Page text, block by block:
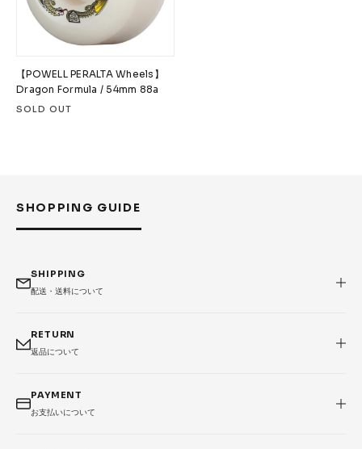
【POWELL PERALTA Wheels】
Dragon Formula / 54mm 88a
SOLD OUT
SHOPPING GUIDE
SHIPPING
配送・送料について
RETURN
返品について
PAYMENT
お支払いについて